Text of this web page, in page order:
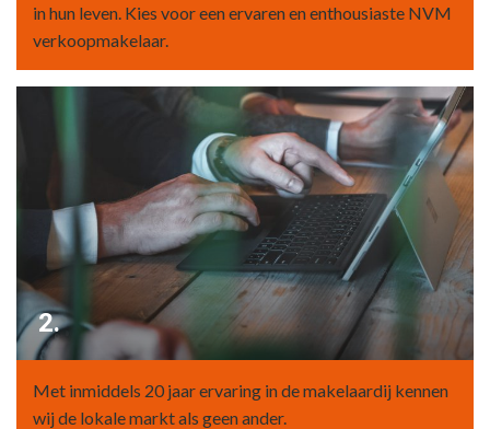
in hun leven. Kies voor een ervaren en enthousiaste NVM
verkoopmakelaar.
2.
Met inmiddels 20 jaar ervaring in de makelaardij kennen
wij de lokale markt als geen ander.